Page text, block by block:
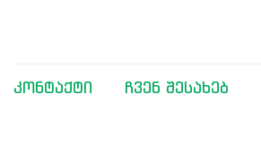
კონტაქტი ჩვენ შესახებ